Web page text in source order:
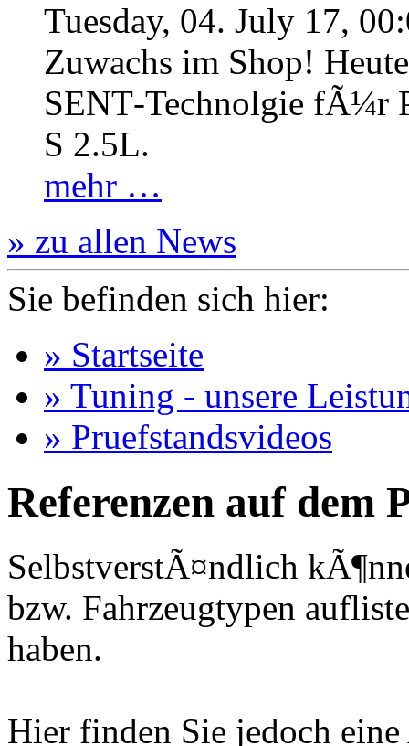
Tuesday, 04. July 17,
Zuwachs im Shop!
SENT‐Technolgie fÃ¼r
S 2.5L.
mehr …
» zu allen News
Sie befinden sich hier:
» Startseite
» Tuning - unsere
» Pruefstandsvideos
Referenzen auf dem
SelbstverstÃ¤ndlich
bzw. Fahrzeugtypen
haben.
Hier finden Sie jedoch